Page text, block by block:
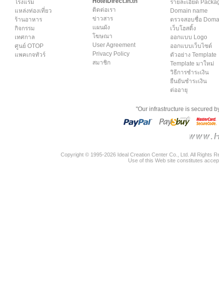
โรงแรม
แหล่งท่องเที่ยว
ร้านอาหาร
กิจกรรม
เทศกาล
ศูนย์ OTOP
แพคเกจทัวร์
ติดต่อเรา
ข่าวสาร
แผนผัง
โฆษณา
User Agreement
Privacy Policy
สมาชิก
รายละเอียด
Domain name
ตรวจสอบชื่อ
เว็บโฮสติ้ง
ออกแบบ Logo
ออกแบบเว็บไซต์
ตัวอย่าง Template
Template มาใหม่
วิธีการชำระเงิน
ยืนยันชำระเงิน
ต่ออายุ
"Our infrastructure is secured
Copyright © 1995-2026 Ideal Creation Center Co., Ltd. All Rights
Use of this Web site constitutes